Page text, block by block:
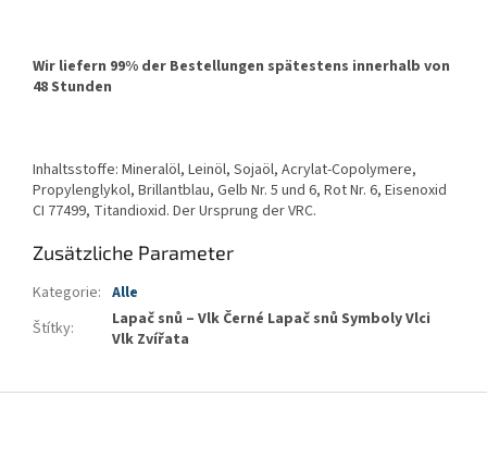
Wir liefern 99% der Bestellungen spätestens innerhalb von
48 Stunden
Inhaltsstoffe: Mineralöl, Leinöl, Sojaöl, Acrylat-Copolymere,
Propylenglykol, Brillantblau, Gelb Nr. 5 und 6, Rot Nr. 6, Eisenoxid
CI 77499, Titandioxid. Der Ursprung der VRC.
Zusätzliche Parameter
Kategorie: Alle
Štítky:
Lapač snů – Vlk Černé Lapač snů Symboly Vlci
Vlk Zvířata